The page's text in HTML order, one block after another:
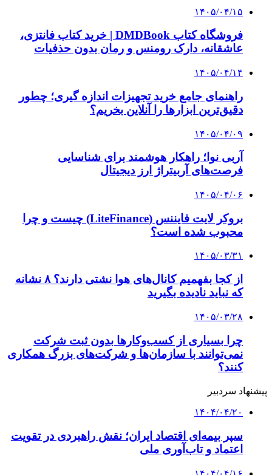
نمی‌توانند با سازمان‌ها و شرکت‌های بزرگ همکاری
پیشنهاد سردبیر
۱۴۰۴/۰۴/۲۰
سپر بیمه‌ای اقتصاد ایران؛ نقش راهبردی در تقویت
اعتماد و تاب‌آوری ملی
۱۴۰۴/۰۴/۱۶
فرصت یک ماهه بخشودگی برای جرایم بیمه‌نامه
شخص ثالث
۱۴۰۴/۰۴/۱۰
آغاز به‌کار کمیته اربعین صنعت بیمه با هدف ارائه
خدمات جامع به زائران
۱۴۰۴/۰۳/۲۹
ارائه خدمات بیمه‌ای در کشور متوقف نشده است
۱۴۰۴/۰۲/۱۸
ابلاغ شد
کلیه حقوق متعلق به راهیان اقتصادی می باشد
دکمه بازگشت به بالا